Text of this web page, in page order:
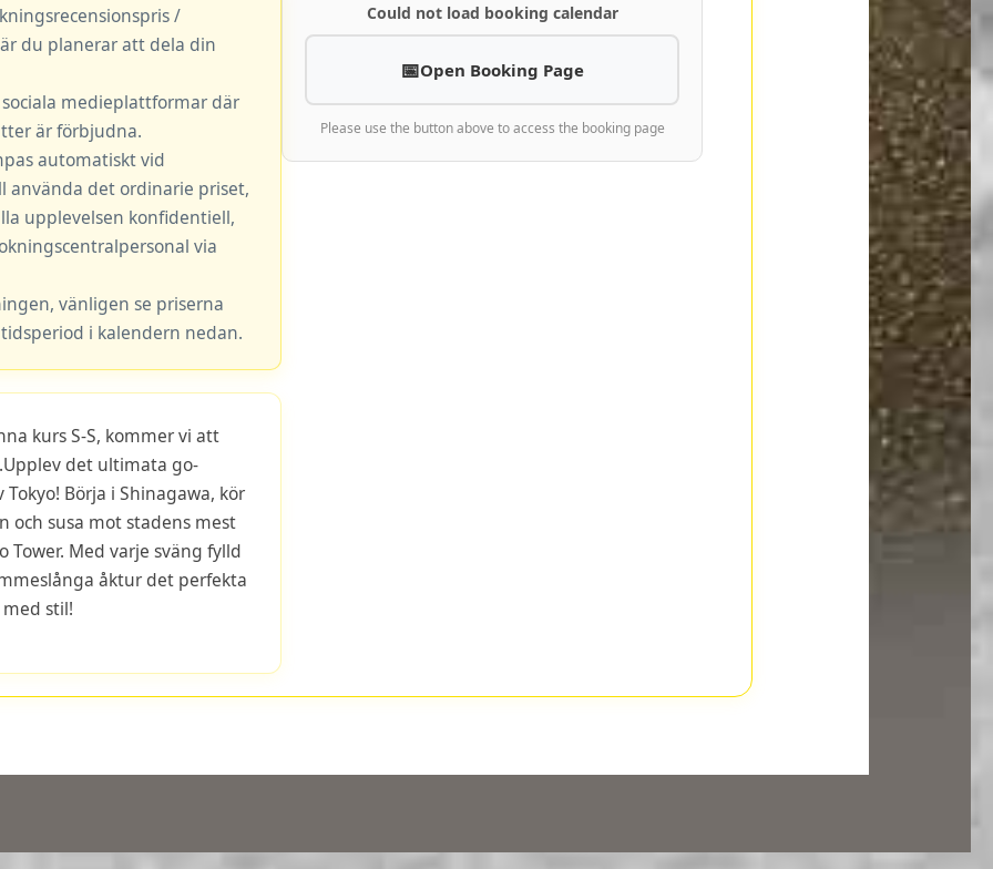
/
du planerar att dela din
medieplattformar där
är förbjudna.
automatiskt vid
använda det ordinarie priset,
upplevelsen konfidentiell,
via
vänligen se priserna
i kalendern nedan.
kurs S-S, kommer vi att
det ultimata go-
Börja i Shinagawa, kör
och susa mot stadens mest
Med varje sväng fylld
åktur det perfekta
stil!
Could not load booking calendar
Open Booking Page
Please use the button above to access the booking page